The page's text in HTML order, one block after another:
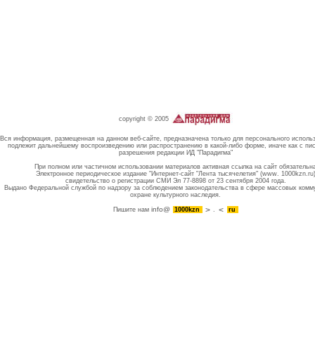
copyright © 2005
Вся информация, размещенная на данном веб-сайте, предназначена только для персонального
подлежит дальнейшему воспроизведению или распространению в какой-либо форме, иначе как с
разрешения редакции ИД "Парадигма"
При полном или частичном использовании материалов активная ссылка на сайт
Электронное периодическое издание "Интернет-сайт "Лента тысячелетия" (www. 1000kzn.ru)
свидетельство о регистрации СМИ Эл 77-8898 от 23 сентября 2004 года.
Выдано Федеральной службой по надзору за соблюдением законодательства в сфере массовых
охране культурного наследия.
Пишите намinfo@ 1000kzn . ru